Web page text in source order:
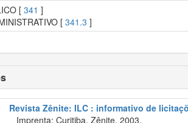
[ 341 ]
[ 341.3 ]
Revista Zênite: ILC : informativo de
Imprenta: Curitiba, Zênite, 2003.